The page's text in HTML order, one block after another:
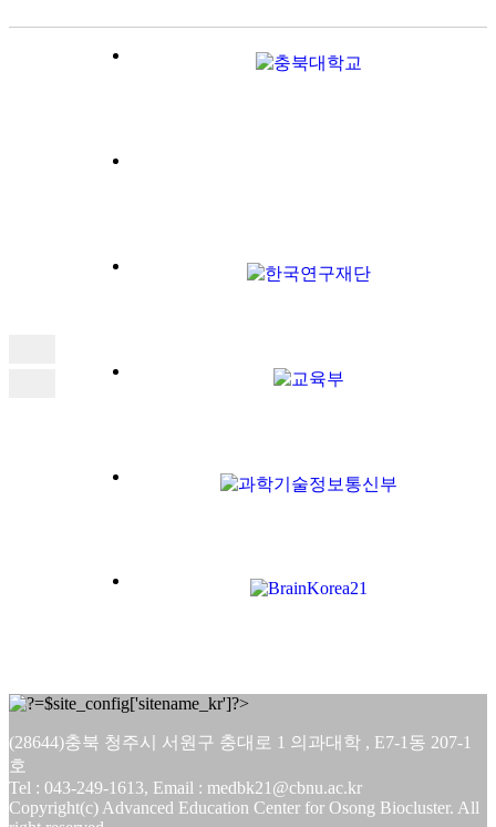
(28644)충북 청주시 서원구 충대로 1 의과대학 , E7-1동 207-1
호
Tel : 043-249-1613, Email : medbk21@cbnu.ac.kr
Copyright(c) Advanced Education Center for Osong Biocluster. All